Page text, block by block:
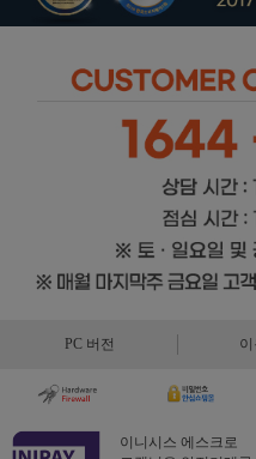
PC 버전
이니시스 에스크로